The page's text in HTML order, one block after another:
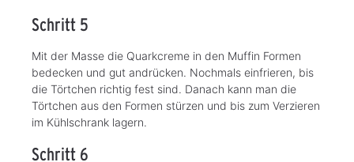
Schritt 5
Mit der Masse die Quarkcreme in den Muffin Formen
bedecken und gut andrücken. Nochmals einfrieren, bis
die Törtchen richtig fest sind. Danach kann man die
Törtchen aus den Formen stürzen und bis zum Verzieren
im Kühlschrank lagern.
Schritt 6